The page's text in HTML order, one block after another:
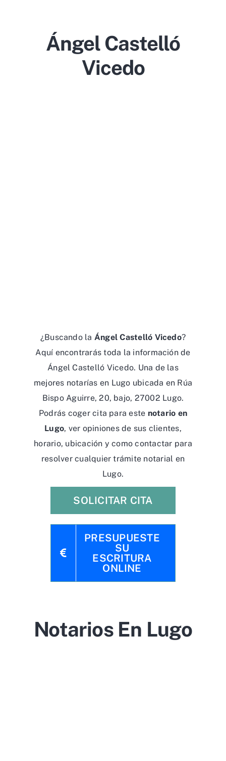
Ángel Castelló
Vicedo
¿Buscando la Ángel Castelló Vicedo?
Aquí encontrarás toda la información de
Ángel Castelló Vicedo. Una de las
mejores notarías en Lugo ubicada en Rúa
Bispo Aguirre, 20, bajo, 27002 Lugo.
Podrás coger cita para este notario en
Lugo, ver opiniones de sus clientes,
horario, ubicación y como contactar para
resolver cualquier trámite notarial en
Lugo.
SOLICITAR CITA
PRESUPUESTE
SU
ESCRITURA
ONLINE
Notarios En Lugo